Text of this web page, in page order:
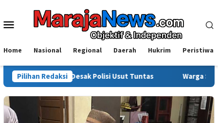
konten
Menu
Home Nasional Regional Daerah Hukrim Peristiwa
Pilihan Redaksi
Desak Polisi Usut Tuntas Warga Sinjai Tewas